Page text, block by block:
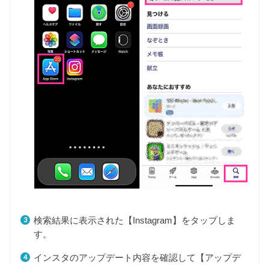
検索結果に表示された【Instagram】をタップしま
す。
インスタのアップデート内容を確認して【アップデ